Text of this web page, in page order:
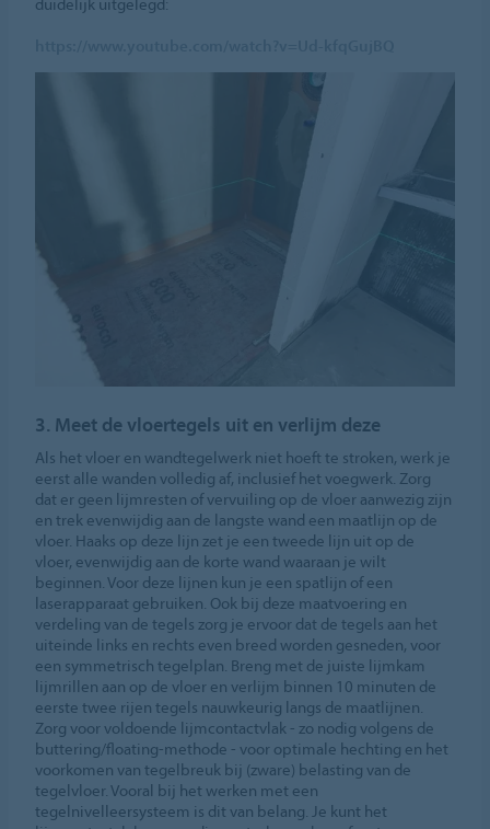
3. Meet de vloertegels uit en verlijm deze
Als het vloer en wandtegelwerk niet hoeft te stroken, werk je
eerst alle wanden volledig af, inclusief het voegwerk. Zorg
dat er geen lijmresten of vervuiling op de vloer aanwezig zijn
en trek evenwijdig aan de langste wand een maatlijn op de
vloer. Haaks op deze lijn zet je een tweede lijn uit op de
vloer, evenwijdig aan de korte wand waaraan je wilt
beginnen. Voor deze lijnen kun je een spatlijn of een
laserapparaat gebruiken. Ook bij deze maatvoering en
verdeling van de tegels zorg je ervoor dat de tegels aan het
uiteinde links en rechts even breed worden gesneden, voor
een symmetrisch tegelplan. Breng met de juiste lijmkam
lijmrillen aan op de vloer en verlijm binnen 10 minuten de
eerste twee rijen tegels nauwkeurig langs de maatlijnen.
Zorg voor voldoende lijmcontactvlak - zo nodig volgens de
buttering/floating-methode - voor optimale hechting en het
voorkomen van tegelbreuk bij (zware) belasting van de
tegelvloer. Vooral bij het werken met een
tegelnivelleersysteem is dit van belang. Je kunt het